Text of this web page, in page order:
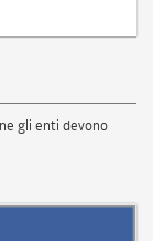
gli enti devono